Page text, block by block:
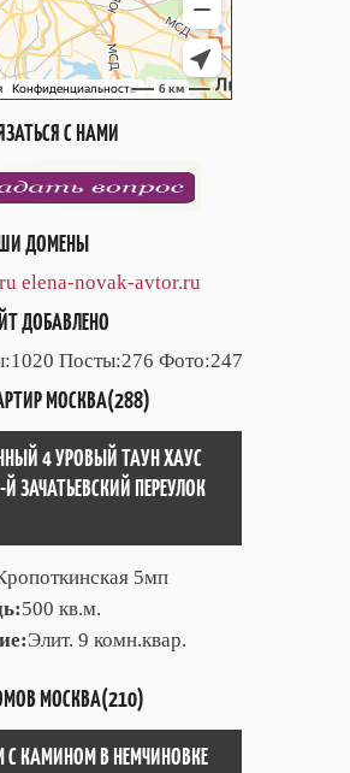
С НАМИ
ДОМЕНЫ
elena-novak-avtor.ru
ДОБАВЛЕНО
Посты:276 Фото:247
МОСКВА(288)
4 УРОВЫЙ ТАУН ХАУС
ЗАЧАТЬЕВСКИЙ ПЕРЕУЛОК
5мп
500 кв.м.
Элит. 9 комн.квар.
МОСКВА(210)
С КАМИНОМ В НЕМЧИНОВКЕ